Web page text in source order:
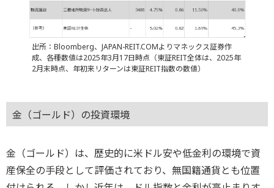
出所：Bloomberg、JAPAN-REIT.COMよりマネックス証券作
成、各種数値は2025年3月17日時点（東証REIT全体は、2025年
2月末時点、年初来リターンは東証REIT指数の数値）
金（ゴールド）の投資環境
金（ゴールド）は、歴史的に米ドル安や低金利の環境で資
産保全の手段として評価されており、無国籍通貨とも位置